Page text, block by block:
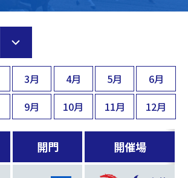
3月 4月 5月
6月
9月 10月 11月 12月
開門 開催場